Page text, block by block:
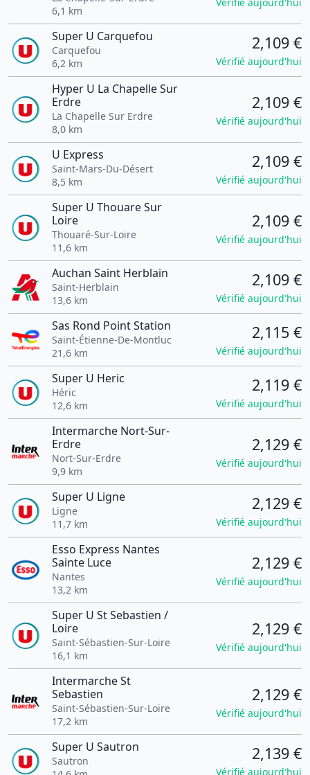
6,1 km
Super U Carquefou
Carquefou
6,2 km
2,109 €
Vérifié aujourd'hui
Hyper U La Chapelle Sur
Erdre
La Chapelle Sur Erdre
8,0 km
2,109 €
Vérifié aujourd'hui
U Express
Saint-Mars-Du-Désert
8,5 km
2,109 €
Vérifié aujourd'hui
Super U Thouare Sur
Loire
Thouaré-Sur-Loire
11,6 km
2,109 €
Vérifié aujourd'hui
Auchan Saint Herblain
Saint-Herblain
13,6 km
2,109 €
Vérifié aujourd'hui
Sas Rond Point Station
Saint-Étienne-De-Montluc
21,6 km
2,115 €
Vérifié aujourd'hui
Super U Heric
Héric
12,6 km
2,119 €
Vérifié aujourd'hui
Intermarche Nort-Sur-
Erdre
Nort-Sur-Erdre
9,9 km
2,129 €
Vérifié aujourd'hui
Super U Ligne
Ligne
11,7 km
2,129 €
Vérifié aujourd'hui
Esso Express Nantes
Sainte Luce
Nantes
13,2 km
2,129 €
Vérifié aujourd'hui
Super U St Sebastien /
Loire
Saint-Sébastien-Sur-Loire
16,1 km
2,129 €
Vérifié aujourd'hui
Intermarche St
Sebastien
Saint-Sébastien-Sur-Loire
17,2 km
2,129 €
Vérifié aujourd'hui
Super U Sautron
Sautron
2,139 €
Vérifié aujourd'hui